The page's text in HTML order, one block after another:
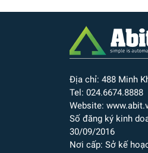
Địa chỉ: 488 Minh
Tel: 024.6674.8888
Website:
Số đăng ký kinh
30/09/2016
Nơi cấp: Sở kế